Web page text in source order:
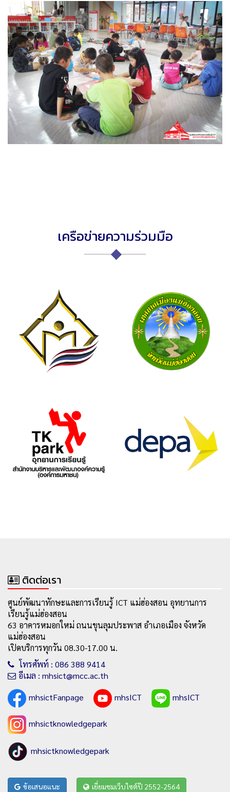
เครือข่ายความร่วมมือ
ติดต่อเรา
ศูนย์พัฒนาทักษะและการเรียนรู้ ICT แม่ฮ่องสอน อุทยานการ
เรียนรู้แม่ฮ่องสอน
63 อาคารหมอกใหม่ ถนนขุนลุมประพาส อำเภอเมือง จังหวัด
แม่ฮ่องสอน
เปิดบริการทุกวัน 08.30-17.00 น.
โทรศัพท์ : 086 388 9414
อีเมล : mhsict@mcc.ac.th
mhsictFanpage
mhsICT mhsICT
mhsictknowledgepark
mhsictknowledgepark
ข้อเสนอแนะ เยี่ยมชมเว็บไซต์ปี 2552-2564